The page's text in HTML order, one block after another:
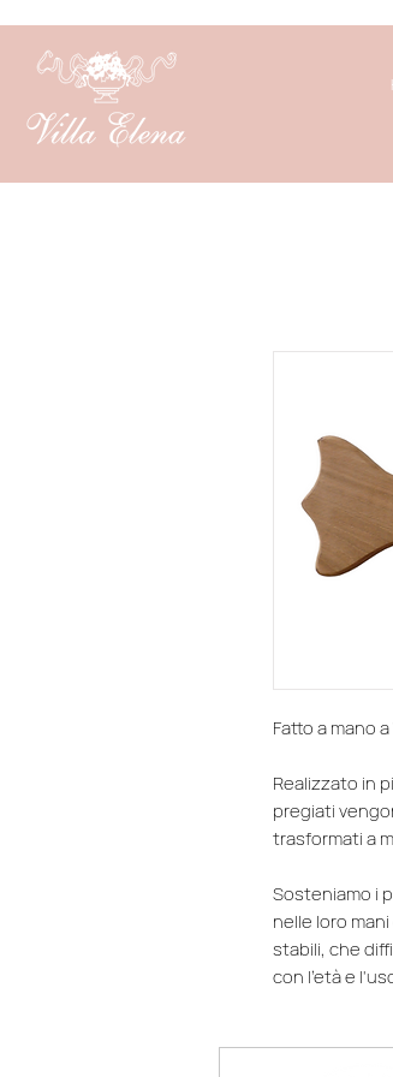
Fatto a mano
Realizzato in
pregiati
trasformati a
Sosteniamo i
nelle loro
stabili, che
con l'età e
per portare in